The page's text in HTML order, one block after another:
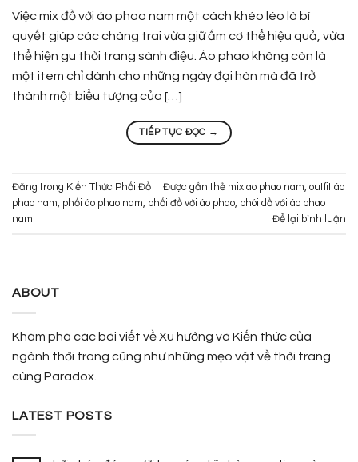
Việc mix đồ với áo phao nam một cách khéo léo là bí
quyết giúp các chàng trai vừa giữ ấm cơ thể hiệu quả, vừa
thể hiện gu thời trang sành điệu. Áo phao không còn là
một item chỉ dành cho những ngày đại hàn mà đã trở
thành một biểu tượng của […]
TIẾP TỤC ĐỌC →
Đăng trong Kiến Thức Phối Đồ Được gắn thẻ mix ao phao nam, outfit áo
phao nam, phối áo phao nam, phối đồ với áo phao, phói dồ với áo phao
nam
Để lại bình luận
ABOUT
Khám phá các bài viết về Xu hướng và Kiến thức của
ngành thời trang cũng như những mẹo vặt về thời trang
cùng Paradox.
LATEST POSTS